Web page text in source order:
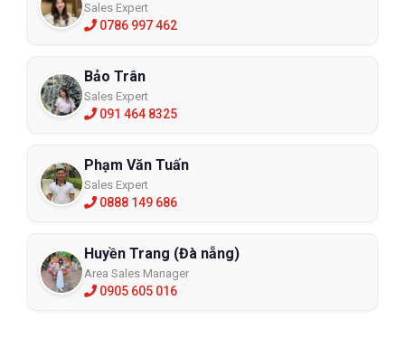
Sales Expert
0786 997 462
Bảo Trân
Sales Expert
091 464 8325
Phạm Văn Tuấn
Sales Expert
0888 149 686
Huyền Trang (Đà nẵng)
Area Sales Manager
0905 605 016